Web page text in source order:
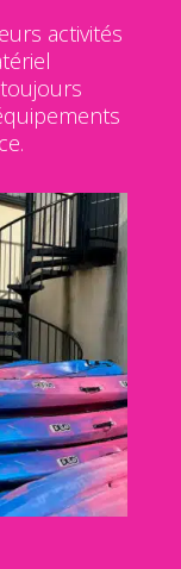
activités